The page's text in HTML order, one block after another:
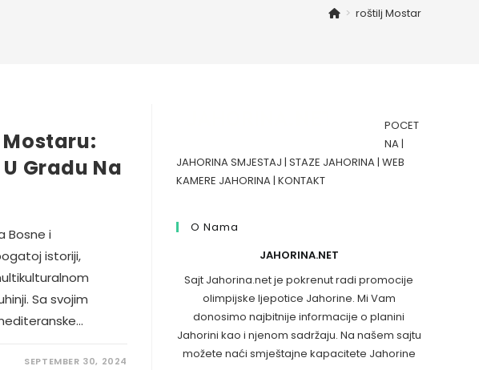
> roštilj Mostar
Gradu Na
Bosne i
istoriji,
Sa svojim
SEPTEMBER 30, 2024
POCET
NA|
JAHORINA SMJESTAJ | STAZE JAHORINA| WEB
KAMERE JAHORINA| KONTAKT
O Nama
JAHORINA.NET
Sajt Jahorina.net je pokrenut radi promocije
olimpijske ljepotice Jahorine. Mi Vam
donosimo najbitnije informacije o planini
Jahorini kao i njenom sadržaju. Na našem sajtu
možete naći smještajne kapacitete Jahorine